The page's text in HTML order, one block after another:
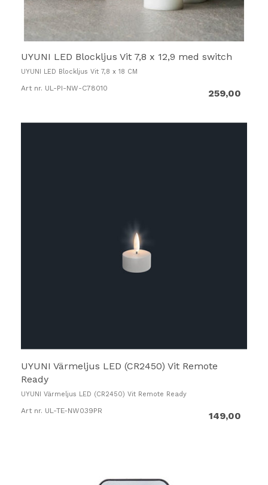
UYUNI LED Blockljus Vit 7,8 x 12,9 med switch
UYUNI LED Blockljus Vit 7,8 x 18 CM
Art nr. UL-PI-NW-C78010 259,00
UYUNI Värmeljus LED (CR2450) Vit Remote
Ready
UYUNI Värmeljus LED (CR2450) Vit Remote Ready
Art nr. UL-TE-NW039PR 149,00